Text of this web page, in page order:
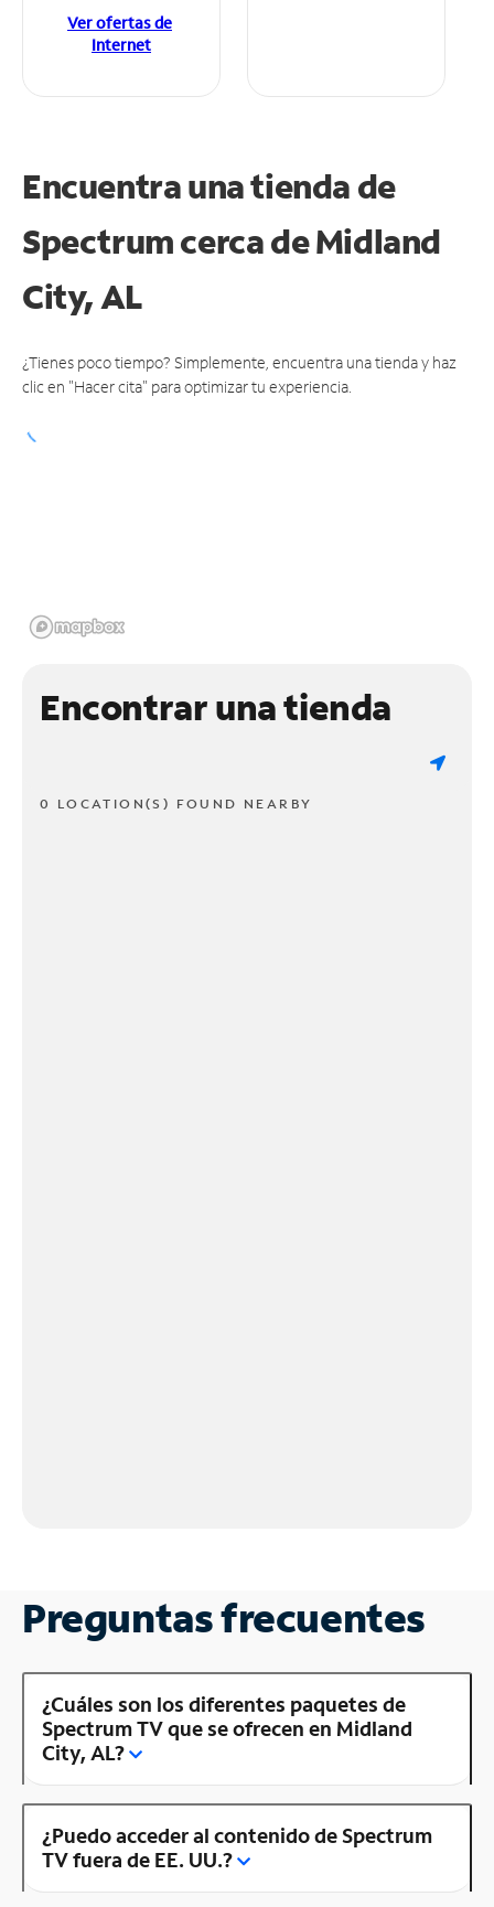
Ver ofertas de
Internet
Encuentra una tienda de
Spectrumcerca de Midland
City, AL
¿Tienes poco tiempo? Simplemente, encuentra una tienda y haz
clic en "Hacer cita" para optimizar tu experiencia.
Encontrar una tienda
0 LOCATION(S) FOUND NEARBY
Preguntas frecuentes
¿Cuáles son los diferentes paquetes de
Spectrum TV que se ofrecen en Midland
City, AL?
¿Puedo acceder al contenido de Spectrum
TV fuera de EE. UU.?